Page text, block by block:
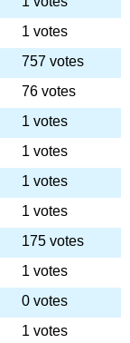
1 votes
757 votes
76 votes
1 votes
1 votes
1 votes
1 votes
175 votes
1 votes
0 votes
1 votes